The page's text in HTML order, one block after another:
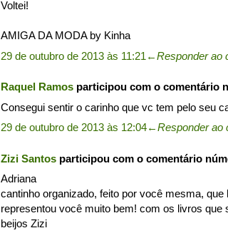
Voltei!
AMIGA DA MODA by Kinha
29 de outubro de 2013 às 11:21 ←Responder ao
Raquel Ramos participou com o comentário
Consegui sentir o carinho que vc tem pelo seu
29 de outubro de 2013 às 12:04←Responder ao
Zizi Santos participou com o comentário
Adriana
cantinho organizado, feito por você mesma, que
representou você muito bem! com os livros
beijos Zizi